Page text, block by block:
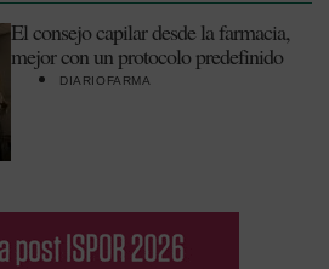
El consejo capilar desde la farmacia,
mejor con un protocolo predefinido
DIARIOFARMA